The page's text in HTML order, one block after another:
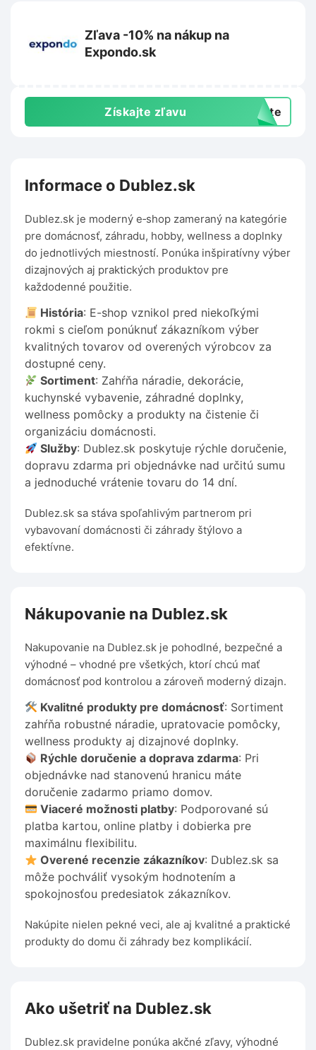
Zľava -10% na nákup na
Expondo.sk
Získajte zľavu exte
Informace o Dublez.sk
Dublez.sk je moderný e‑shop zameraný na kategórie
pre domácnosť, záhradu, hobby, wellness a doplnky
do jednotlivých miestností. Ponúka inšpiratívny výber
dizajnových aj praktických produktov pre
každodenné použitie.
História: E-shop vznikol pred niekoľkými
rokmi s cieľom ponúknuť zákazníkom výber
kvalitných tovarov od overených výrobcov za
dostupné ceny.
Sortiment: Zahŕňa náradie, dekorácie,
kuchynské vybavenie, záhradné doplnky,
wellness pomôcky a produkty na čistenie či
organizáciu domácnosti.
Služby: Dublez.sk poskytuje rýchle doručenie,
dopravu zdarma pri objednávke nad určitú sumu
a jednoduché vrátenie tovaru do 14 dní.
Dublez.sk sa stáva spoľahlivým partnerom pri
vybavovaní domácnosti či záhrady štýlovo a
efektívne.
Nákupovanie na Dublez.sk
Nakupovanie na Dublez.sk je pohodlné, bezpečné a
výhodné – vhodné pre všetkých, ktorí chcú mať
domácnosť pod kontrolou a zároveň moderný dizajn.
Kvalitné produkty pre domácnosť: Sortiment
zahŕňa robustné náradie, upratovacie pomôcky,
wellness produkty aj dizajnové doplnky.
Rýchle doručenie a doprava zdarma: Pri
objednávke nad stanovenú hranicu máte
doručenie zadarmo priamo domov.
Viaceré možnosti platby: Podporované sú
platba kartou, online platby i dobierka pre
maximálnu flexibilitu.
Overené recenzie zákazníkov: Dublez.sk sa
môže pochváliť vysokým hodnotením a
spokojnosťou predesiatok zákazníkov.
Nakúpite nielen pekné veci, ale aj kvalitné a praktické
produkty do domu či záhrady bez komplikácií.
Ako ušetriť na Dublez.sk
Dublez.sk pravidelne ponúka akčné zľavy, výhodné